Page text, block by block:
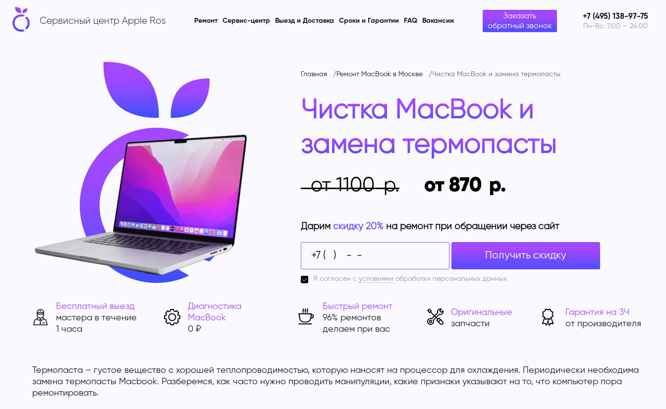
Сервисный центр Apple Ros Ремонт Сервис-центр Выезд и Доставка Сроки и Гарантии FAQ Вакансии
Заказать
обратный звонок
+7 (495) 138-97-75
Пн-Вс: 7:00 — 24:00
Главная Ремонт MacBook в Москве Чистка MacBook и замена термопасты
Чистка MacBook и
замена термопасты
от 1100 от 870
Дарим скидку 20% на ремонт при обращении через сайт
Получить скидку
Я согласен с условиями обработки персональных данных
Бесплатный выезд
мастера в течение
1 часа
Диагностика
MacBook
0 ₽
Быстрый ремонт
96% ремонтов
делаем при вас
Оригинальные
запчасти
Гарантия на ЗЧ
от производителя
Термопаста – густое вещество с хорошей теплопроводимостью, которую наносят на процессор для охлаждения. Периодически необходима
замена термопасты Macbook. Разберемся, как часто нужно проводить манипуляции, какие признаки указывают на то, что компьютер пора
ремонтировать.